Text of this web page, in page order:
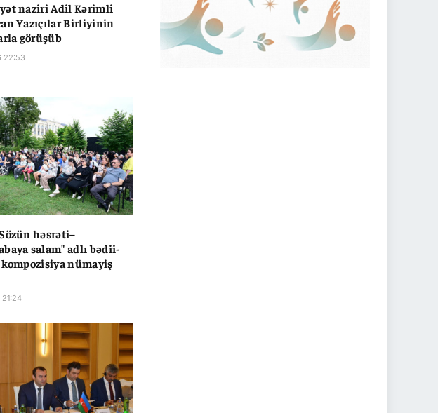
naziri Adil Kərimli
Yazıçılar Birliyinin
görüşüb
22:53
həsrəti–
salam" adlı bədii-
nümayiş